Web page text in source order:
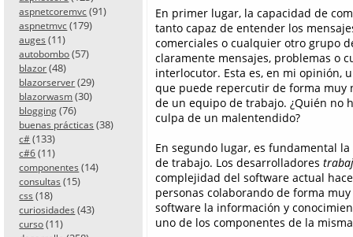
aspnetcoremvc (91)
aspnetmvc (179)
auges (11)
autobombo (57)
blazor (48)
blazorserver (29)
blazorwasm (30)
blogging (76)
buenas prácticas (38)
c# (133)
c#6 (11)
componentes (14)
consultas (15)
css (18)
curiosidades (43)
curso (11)
En primer lugar, la capacidad de
tanto capaz de entender los
comerciales o cualquier otro grupo
claramente mensajes, problemas o
interlocutor. Esta es, en mi opinión,
que puede repercutir de forma muy
de un equipo de trabajo. ¿Quién no
culpa de un malentendido?
En segundo lugar, es fundamental
de trabajo. Los desarrolladores
complejidad del software actual
personas colaborando de forma
software la información y
uno de los componentes de la